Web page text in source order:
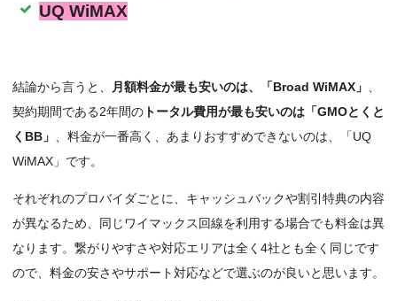
UQ WiMAX
結論から言うと、 月額料金が最も安いのは、「Broad WiMAX」
契約期間である2年間の トータル費用が最も安いのは「GMOとくと
くBB」
、料金が一番高く、あまりおすすめできないのは、「UQ
WiMAX」です。
それぞれのプロバイダごとに、キャッシュバックや割引特典の内容
が異なるため、同じワイマックス回線を利用する場合でも料金は異
なります。繋がりやすさや対応エリアは全く4社とも全く同じです
ので、料金の安さやサポート対応などで選ぶのが良いと思います。